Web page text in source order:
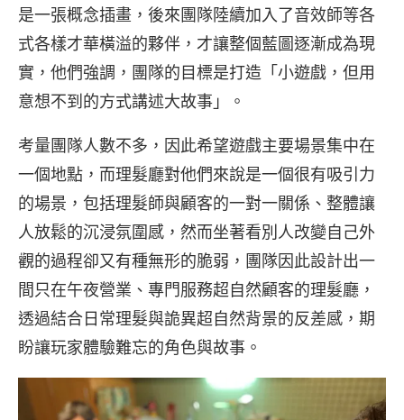
是一張概念插畫，後來團隊陸續加入了音效師等各
式各樣才華橫溢的夥伴，才讓整個藍圖逐漸成為現
實，他們強調，團隊的目標是打造「小遊戲，但用
意想不到的方式講述大故事」。
考量團隊人數不多，因此希望遊戲主要場景集中在
一個地點，而理髮廳對他們來說是一個很有吸引力
的場景，包括理髮師與顧客的一對一關係、整體讓
人放鬆的沉浸氛圍感，然而坐著看別人改變自己外
觀的過程卻又有種無形的脆弱，團隊因此設計出一
間只在午夜營業、專門服務超自然顧客的理髮廳，
透過結合日常理髮與詭異超自然背景的反差感，期
盼讓玩家體驗難忘的角色與故事。